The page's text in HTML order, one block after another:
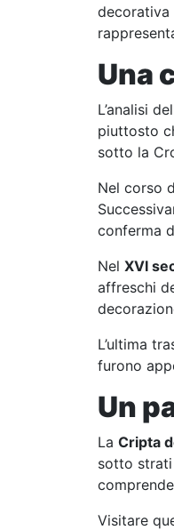
decorativa
Una
L’analisi
piuttosto
sotto la
Nel corso
conferma
Nel XVI
affreschi
L’ultima
furono
Un
La Cripta
sotto
Visitare